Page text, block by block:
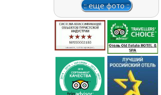
:: еще фото ::